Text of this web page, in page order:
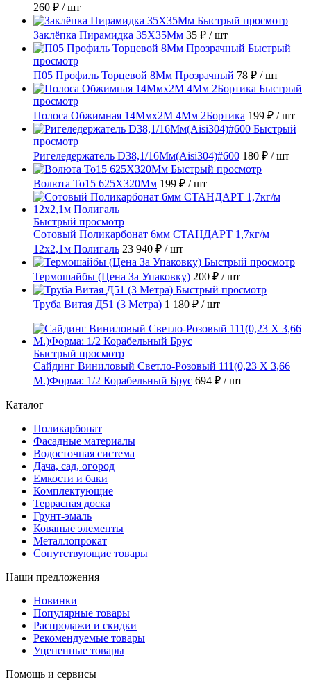
260 ₽ / шт
Быстрый просмотр
Заклёпка Пирамидка 35X35Мм 35 ₽ / шт
Быстрый
просмотр
П05 Профиль Торцевой 8Мм Прозрачный 78 ₽ / шт
Быстрый
просмотр
Полоса Обжимная 14Ммх2М 4Мм 2Бортика 199 ₽ / шт
Быстрый
просмотр
Ригеледержатель D38,1/16Мм(Aisi304)#600 180 ₽ / шт
Быстрый просмотр
Волюта То15 625X320Мм 199 ₽ / шт
Быстрый просмотр
Сотовый Поликарбонат 6мм СТАНДАРТ 1,7кг/м
12х2,1м Полигаль 23 940 ₽ / шт
Быстрый просмотр
Термошайбы (Цена За Упаковку) 200 ₽ / шт
Быстрый просмотр
Труба Витая Д51 (3 Метра) 1 180 ₽ / шт
Быстрый просмотр
Сайдинг Виниловый Светло-Розовый 111(0,23 Х 3,66
М.)Форма: 1/2 Корабельный Брус 694 ₽ / шт
Каталог
Поликарбонат
Фасадные материалы
Водосточная система
Дача, сад, огород
Емкости и баки
Комплектующие
Террасная доска
Грунт-эмаль
Кованые элементы
Металлопрокат
Сопутствующие товары
Наши предложения
Новинки
Популярные товары
Распродажи и скидки
Рекомендуемые товары
Уцененные товары
Помощь и сервисы